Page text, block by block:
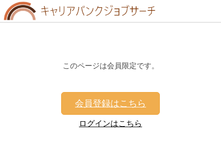
このページは会員限定です。
会員登録はこちら
ログインはこちら